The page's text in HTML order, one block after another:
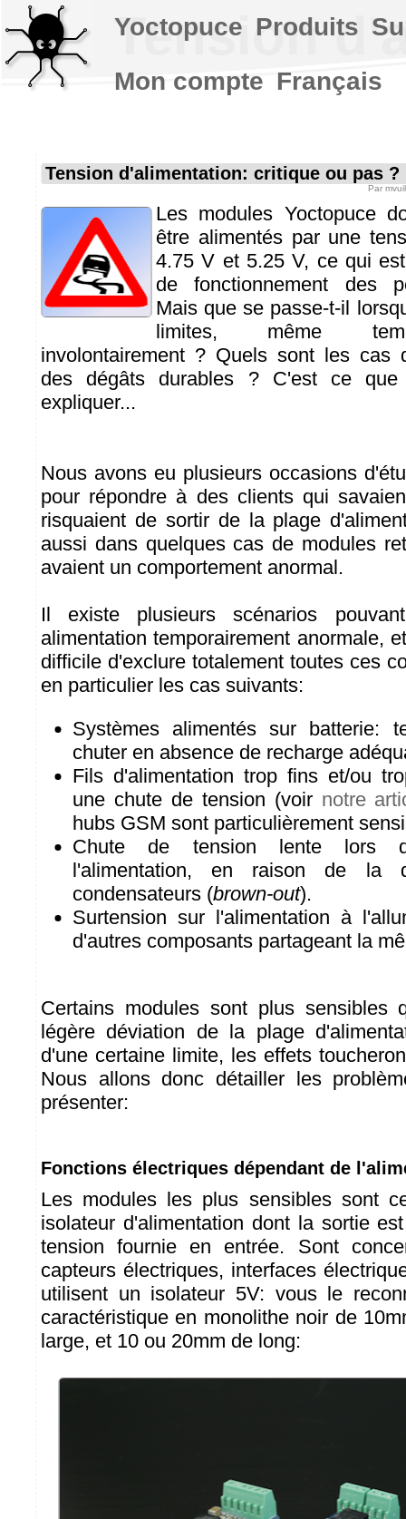
Tension
Tension d'alimentation: critique ou pas ?
Par
Les modules Yoctopuce
être alimentés par une
4.75 V et 5.25 V, ce qui
de fonctionnement des
Mais que se passe-t-il
limites, même
involontairement ? Quels sont les cas
des dégâts durables ? C'est ce
expliquer...
Nous avons eu plusieurs occasions
pour répondre à des clients qui
risquaient de sortir de la plage
aussi dans quelques cas de modules
avaient un comportement anormal.
Il existe plusieurs scénarios
alimentation temporairement anormale,
difficile d'exclure totalement toutes ces
en particulier les cas suivants:
Systèmes alimentés sur batterie:
chuter en absence de recharge
Fils d'alimentation trop fins et/ou
une chute de tension (voir notre
hubs GSM sont particulièrement
Chute de tension lente lors
l'alimentation, en raison de la
condensateurs (brown-out).
Surtension sur l'alimentation à
d'autres composants partageant la
Certains modules sont plus sensibles
légère déviation de la plage
d'une certaine limite, les effets
Nous allons donc détailler les
présenter:
Fonctions électriques dépendant de
Les modules les plus sensibles sont
isolateur d'alimentation dont la sortie
tension fournie en entrée. Sont
capteurs électriques, interfaces
utilisent un isolateur 5V: vous le
caractéristique en monolithe noir de
large, et 10 ou 20mm de long:
Yoctopuce Produits
Mon compte Français